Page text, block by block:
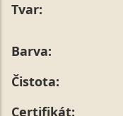
Tvar:
Barva:
Čistota:
Certifikát: